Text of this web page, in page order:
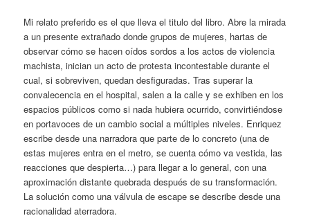
Mi relato preferido es el que lleva el titulo del libro. Abre la mirada
a un presente extrañado donde grupos de mujeres, hartas de
observar cómo se hacen oídos sordos a los actos de violencia
machista, inician un acto de protesta incontestable durante el
cual, si sobreviven, quedan desfiguradas. Tras superar la
convalecencia en el hospital, salen a la calle y se exhiben en los
espacios públicos como si nada hubiera ocurrido, convirtiéndose
en portavoces de un cambio social a múltiples niveles. Enriquez
escribe desde una narradora que parte de lo concreto (una de
estas mujeres entra en el metro, se cuenta cómo va vestida, las
reacciones que despierta…) para llegar a lo general, con una
aproximación distante quebrada después de su transformación.
La solución como una válvula de escape se describe desde una
racionalidad aterradora.